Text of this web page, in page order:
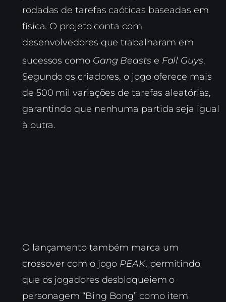
rodadas de tarefas caóticas baseadas em
física. O projeto conta com
desenvolvedores que trabalharam em
sucessos como Gang Beasts e Fall Guys.
Segundo os criadores, o jogo oferece mais
de 500 mil variações de tarefas aleatórias,
garantindo que nenhuma partida seja igual
à outra.
O lançamento também marca um
crossover com o jogo PEAK, permitindo
que os jogadores desbloqueiem o
personagem “Bing Bong” como item